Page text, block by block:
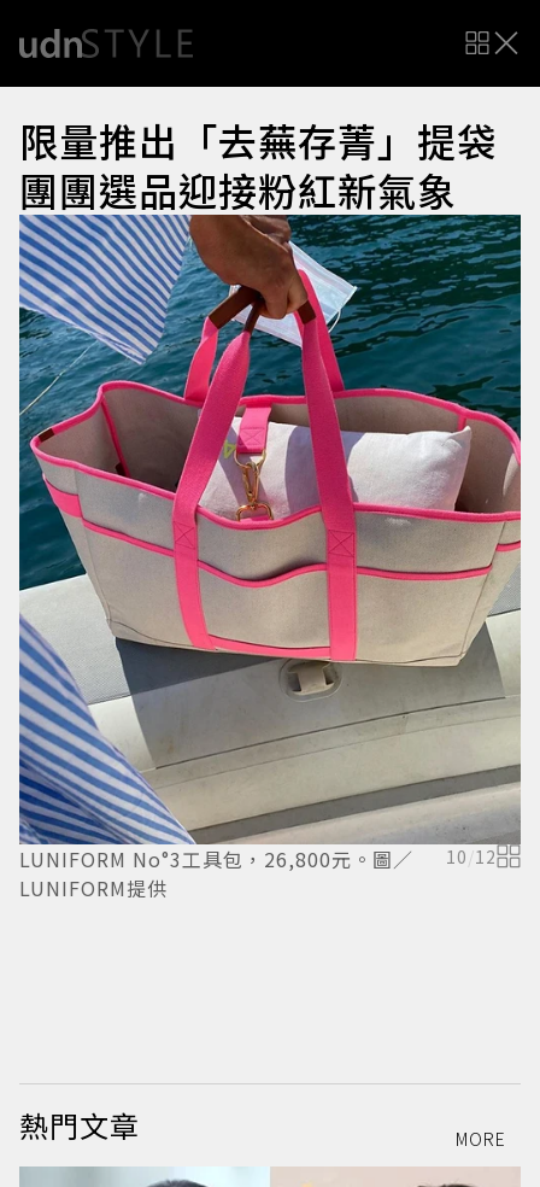
限量推出「去蕪存菁」提袋
團團選品迎接粉紅新氣象
LUNIFORM No°3工具包，26,800元。圖／
LUNIFORM提供
10/12
熱門文章 MORE